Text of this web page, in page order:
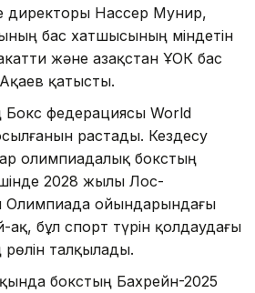
директоры Нассер Мунир,
бас хатшысының міндетін
және Қазақстан ҰОК бас
қатысты.
федерациясы World
растады. Кездесу
олимпиадалық бокстың
2028 жылы Лос-
Олимпиада ойындарындағы
ақ, бұл спорт түрін қолдаудағы
талқылады.
бокстың Бахрейн-2025